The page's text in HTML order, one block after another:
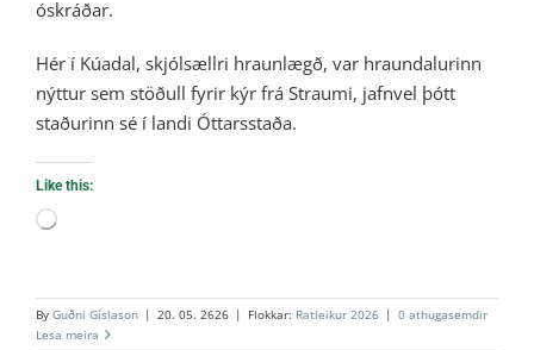
óskráðar.
Hér í Kúadal, skjólsællri hraunlægð, var hraundalurinn
nýttur sem stöðull fyrir kýr frá Straumi, jafnvel þótt
staðurinn sé í landi Óttarsstaða.
Like this:
Loading…
By Guðni Gíslason | 20. 05. 2626 | Flokkar: Ratleikur 2026 | 0 athugasemdir
Lesa meira